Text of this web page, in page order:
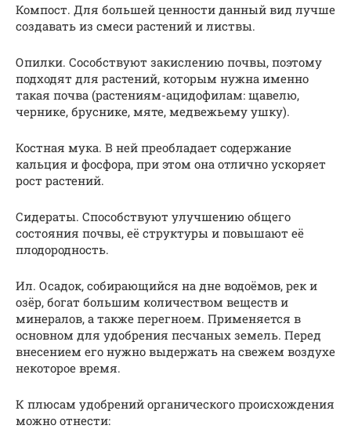
Компост. Для большей ценности данный вид лучше
создавать из смеси растений и листвы.
Опилки. Сособствуют закислению почвы, поэтому
подходят для растений, которым нужна именно
такая почва (растениям-ацидофилам: щавелю,
чернике, бруснике, мяте, медвежьему ушку).
Костная мука. В ней преобладает содержание
кальция и фосфора, при этом она отлично ускоряет
рост растений.
Сидераты. Способствуют улучшению общего
состояния почвы, её структуры и повышают её
плодородность.
Ил. Осадок, собирающийся на дне водоёмов, рек и
озёр, богат большим количеством веществ и
минералов, а также перегноем. Применяется в
основном для удобрения песчаных земель. Перед
внесением его нужно выдержать на свежем воздухе
некоторое время.
К плюсам удобрений органического происхождения
можно отнести: